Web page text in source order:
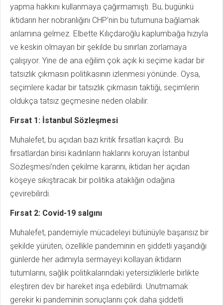
yapma hakkını kullanmaya çağırmamıştı. Bu, bugünkü
iktidarın her nobranlığını CHP’nin bu tutumuna bağlamak
anlamına gelmez. Elbette Kılıçdaroğlu kaplumbağa hızıyla
ve keskin olmayan bir şekilde bu sınırları zorlamaya
çalışıyor. Yine de ana eğilim çok açık ki seçime kadar bir
tatsızlık çıkmasın politikasının izlenmesi yönünde. Oysa,
seçimlere kadar bir tatsızlık çıkmasın taktiği, seçimlerin
oldukça tatsız geçmesine neden olabilir.
Fırsat 1: İstanbul Sözleşmesi
Muhalefet, bu açıdan bazı kritik fırsatları kaçırdı. Bu
fırsatlardan birisi kadınların haklarını koruyan İstanbul
Sözleşmesi’nden çekilme kararını, iktidarı her açıdan
köşeye sıkıştıracak bir politika ataklığın odağına
çevirebilirdi.
Fırsat 2: Covid-19 salgını
Muhalefet, pandemiyle mücadeleyi bütünüyle başarısız bir
şekilde yürüten, özellikle pandeminin en şiddetli yaşandığı
günlerde her adımıyla sermayeyi kollayan iktidarın
tutumlarını, sağlık politikalarındaki yetersizliklerle birlikte
eleştiren dev bir hareket inşa edebilirdi. Unutmamak
gerekir ki pandeminin sonuçlarını çok daha şiddetli